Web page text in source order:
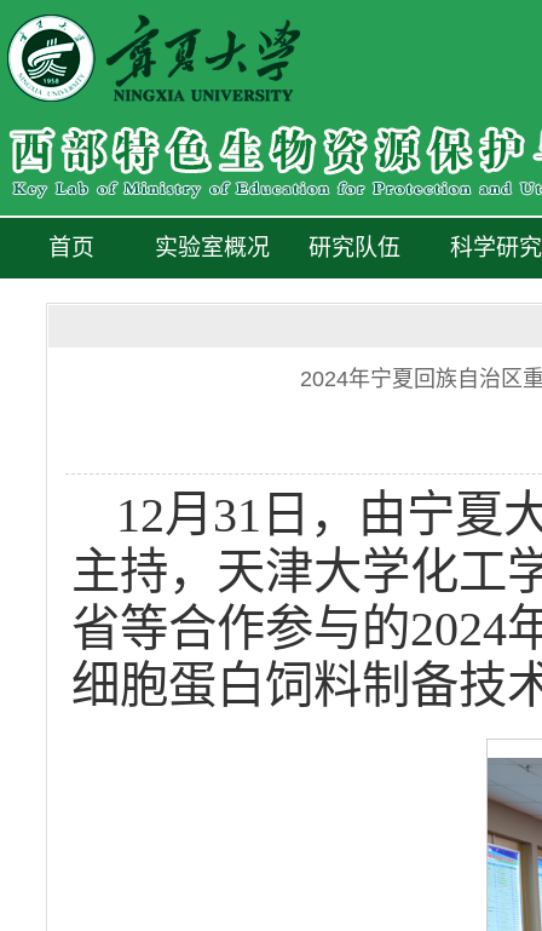
首页 实验室概况 研究队伍 科学研究
2024年宁夏回族自治区
12月31日，由宁夏
主持，天津大学化工
省等合作参与的2024
细胞蛋白饲料制备技